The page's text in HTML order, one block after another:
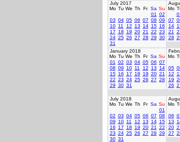
July 2017
Mo Tu We Th Fr Sa Su
01
02
03 04 05 06 07 08 09
10 11 12 13 14 15 16
17
18 19 20 21 22 23
24 25 26 27 28 29 30
31
Mo
07
14
21
28
January 2018
Mo Tu We Th Fr Sa Su
01
02 03 04 05 06 07
08 09 10 11 12 13
14
15 16 17 18 19 20 21
22 23 24 25 26 27 28
29 30 31
Mo
05
12
19
26
July 2018
Mo Tu We Th Fr Sa Su
01
02 03 04 05 06 07 08
09
10 11 12 13 14 15
16
17 18 19 20 21
22
23 24 25 26 27 28 29
30 31
Mo
06
13
20
27